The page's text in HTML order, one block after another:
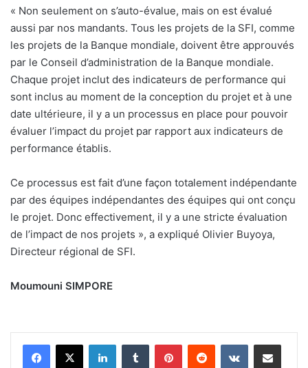
« Non seulement on s’auto-évalue, mais on est évalué
aussi par nos mandants. Tous les projets de la SFI, comme
les projets de la Banque mondiale, doivent être approuvés
par le Conseil d’administration de la Banque mondiale.
Chaque projet inclut des indicateurs de performance qui
sont inclus au moment de la conception du projet et à une
date ultérieure, il y a un processus en place pour pouvoir
évaluer l’impact du projet par rapport aux indicateurs de
performance établis.
Ce processus est fait d’une façon totalement indépendante
par des équipes indépendantes des équipes qui ont conçu
le projet. Donc effectivement, il y a une stricte évaluation
de l’impact de nos projets », a expliqué Olivier Buyoya,
Directeur régional de SFI.
Moumouni SIMPORE